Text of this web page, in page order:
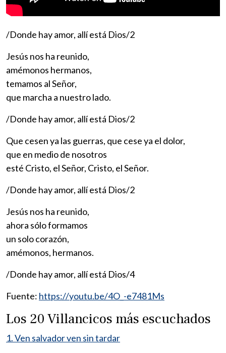
/Donde hay amor, allí está Dios/2
Jesús nos ha reunido,
amémonos hermanos,
temamos al Señor,
que marcha a nuestro lado.
/Donde hay amor, allí está Dios/2
Que cesen ya las guerras, que cese ya el dolor,
que en medio de nosotros
esté Cristo, el Señor, Cristo, el Señor.
/Donde hay amor, allí está Dios/2
Jesús nos ha reunido,
ahora sólo formamos
un solo corazón,
amémonos, hermanos.
/Donde hay amor, allí está Dios/4
Fuente: https://youtu.be/4O_-e7481Ms
Los 20 Villancicos más escuchados
1. Ven salvador ven sin tardar